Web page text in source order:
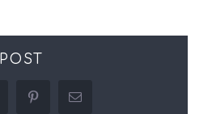
pinterestEmail